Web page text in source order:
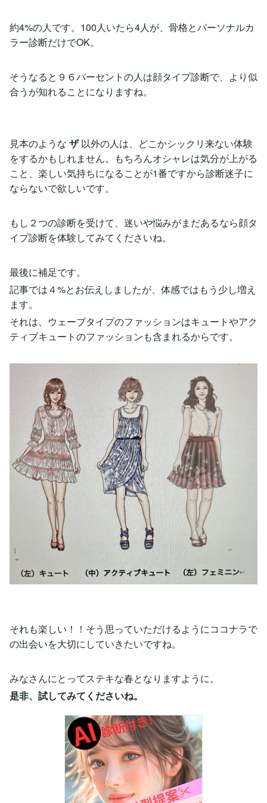
約4%の人です。100人いたら4人が、骨格とパーソナルカ
ラー診断だけでOK。
そうなると９６パーセントの人は顔タイプ診断で、より似
合うが知れることになりますね。
見本のような ザ以外の人は、どこかシックリ来ない体験
をするかもしれません。もちろんオシャレは気分が上がる
こと、楽しい気持ちになることが1番ですから診断迷子に
ならないで欲しいです。
もし２つの診断を受けて、迷いや悩みがまだあるなら顔タ
イプ診断を体験してみてくださいね。
最後に補足です。
記事では４%とお伝えしましたが、体感ではもう少し増え
ます。
それは、ウェーブタイプのファッションはキュートやアク
ティブキュートのファッションも含まれるからです。
それも楽しい！！そう思っていただけるようにココナラで
の出会いを大切にしていきたいですね。
みなさんにとってステキな春となりますように。
是非、試してみてくださいね。